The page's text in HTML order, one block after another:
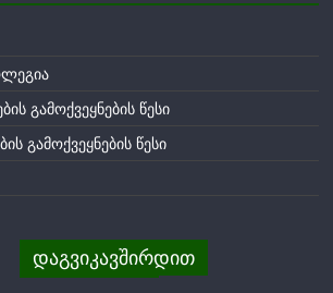
გამოქვეყნების წესი
გამოქვეყნების წესი
დაგვიკავშირდით